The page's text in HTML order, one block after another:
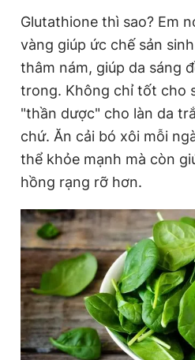
Glutathione thì sao? Em
vàng giúp ức chế sản
thâm nám, giúp da sáng
trong. Không chỉ tốt cho
"thần dược" cho làn da
chứ. Ăn cải bó xôi mỗi
thể khỏe mạnh mà còn
hồng rạng rỡ hơn.